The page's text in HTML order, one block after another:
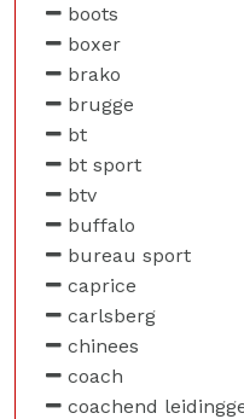
boots
boxer
brako
brugge
bt
bt sport
btv
buffalo
bureau sport
caprice
carlsberg
chinees
coach
coachend